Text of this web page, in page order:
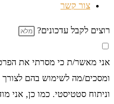
צור קשר
רוצים לקבל עדכונים?
אני מאשר/ת כי מסרתי את
ומסכים/מה לשימוש בהם לצורך
וניתוח סטטיסטי. כמו כן, אני